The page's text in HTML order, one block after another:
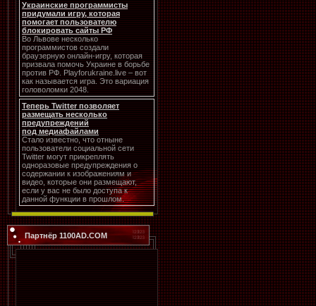
Украинские программисты
придумали игру, которая
помогает пользователю
блокировать сайты РФ
Во Львове несколько
программистов создали
браузерную онлайн-игру, которая
призвала помочь Украине в борьбе
против РФ. Playforukraine.live – вот
как называется игра. Это вариация
головоломки 2048.
Теперь Twitter позволяет
размещать несколько
предупреждений
под медиафайлами
Стало известно, что отныне
пользователи социальной сети
Twitter могут прикреплять
одноразовые предупреждения о
содержании к изображениям и
видео, которые они размещают,
если у вас не было доступа к
данной функции в прошлом.
Партнёр 1100AD.COM